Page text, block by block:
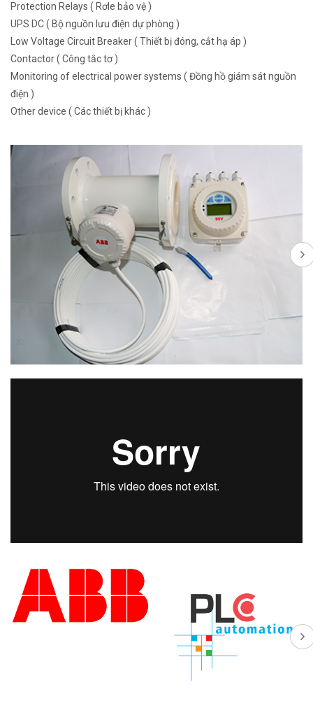
Protection Relays ( Rơle bảo vệ )
UPS DC ( Bộ nguồn lưu điện dự phòng )
Low Voltage Circuit Breaker ( Thiết bị đóng, cắt hạ áp )
Contactor ( Công tắc tơ )
Monitoring of electrical power systems ( Đồng hồ giám sát nguồn
điện )
Other device ( Các thiết bị khác )